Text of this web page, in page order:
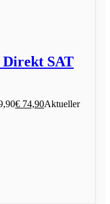
SAT
€ 74,90Aktueller